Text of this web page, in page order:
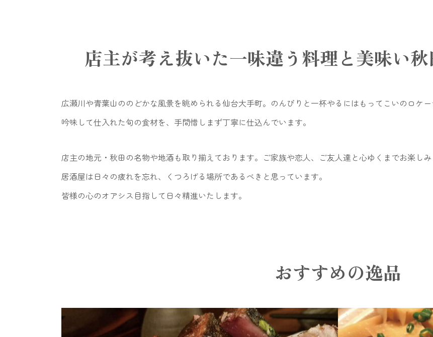
店主が考え抜いた一味違う料理と美味い
広瀬川や青葉山ののどかな風景を眺められる仙台大手町。のんびりと一杯やるにはもってこいのロケー
吟味して仕入れた旬の食材を、手間惜しまず丁寧に仕込んでいます。
店主の地元・秋田の名物や地酒も取り揃えております。ご家族や恋人、ご友人達と心ゆくまでお楽しみ
居酒屋は日々の疲れを忘れ、くつろげる場所であるべきと思っています。
皆様の心のオアシス目指して日々精進いたします。
おすすめの逸品